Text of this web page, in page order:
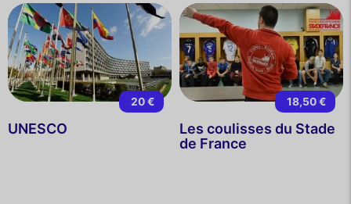
20 €
UNESCO
18,50 €
Les coulisses du Stade
de France